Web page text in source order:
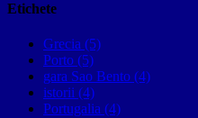
Etichete
Grecia (5)
Porto (5)
gara Sao Bento (4)
istorii (4)
Portugalia (4)